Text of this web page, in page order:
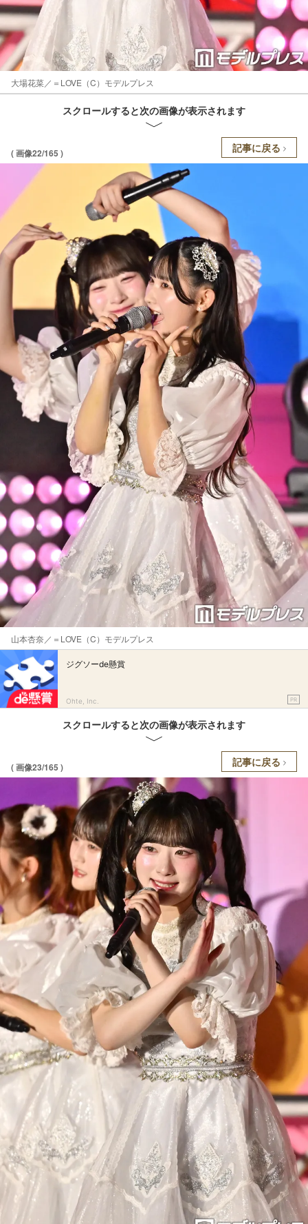
大場花菜／＝LOVE（C）モデルプレス
スクロールすると次の画像が表示されます
( 画像22/165 ) 記事に戻る
山本杏奈／＝LOVE（C）モデルプレス
ジグソーde懸賞
Ohte, Inc. PR
スクロールすると次の画像が表示されます
( 画像23/165 ) 記事に戻る